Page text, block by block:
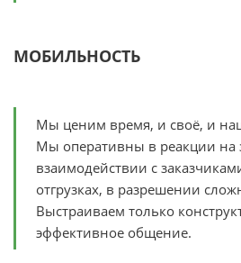
МОБИЛЬНОСТЬ
Мы ценим время, и своё, и
Мы оперативны в реакции на
взаимодействии с
отгрузках, в разрешении
Выстраиваем только
эффективное общение.